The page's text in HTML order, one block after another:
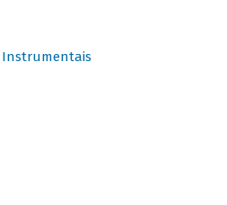
Instrumentais